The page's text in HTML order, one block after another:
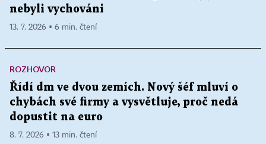
nebyli vychováni
13. 7. 2026 ▪ 6 min. čtení
ROZHOVOR
Řídí dm ve dvou zemích. Nový šéf mluví o
chybách své firmy a vysvětluje, proč nedá
dopustit na euro
8. 7. 2026 ▪ 13 min. čtení